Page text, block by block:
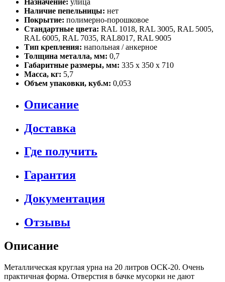
Наличие пепельницы: нет
Покрытие: полимерно-порошковое
Стандартные цвета: RAL 1018, RAL 3005, RAL 5005,
RAL 6005, RAL 7035, RAL8017, RAL 9005
Тип крепления: напольная / анкерное
Толщина металла, мм: 0,7
Габаритные размеры, мм: 335 х 350 х 710
Масса, кг: 5,7
Объем упаковки, куб.м: 0,053
Описание
Доставка
Где получить
Гарантия
Документация
Отзывы
Описание
Металлическая круглая урна на 20 литров ОСК-20. Очень
практичная форма. Отверстия в бачке мусорки не дают